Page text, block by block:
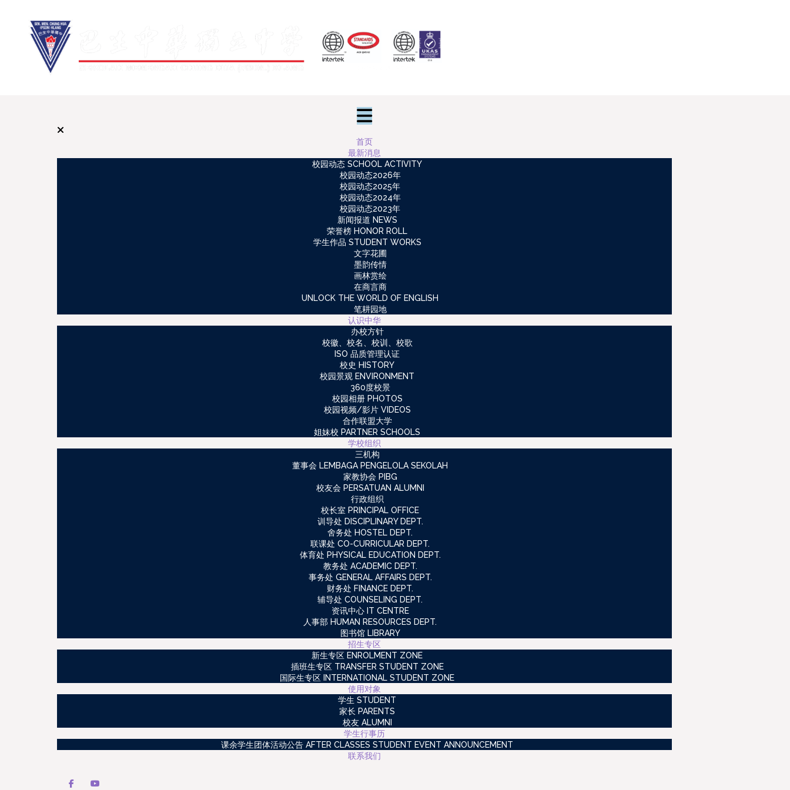
首页
最新消息
校园动态 SCHOOL ACTIVITY
校园动态2026年
校园动态2025年
校园动态2024年
校园动态2023年
新闻报道 NEWS
荣誉榜 HONOR ROLL
学生作品 STUDENT WORKS
文字花圃
墨韵传情
画林赏绘
在商言商
UNLOCK THE WORLD OF ENGLISH
笔耕园地
认识中华
办校方针
校徽、校名、校训、校歌
ISO 品质管理认证
校史 HISTORY
校园景观 ENVIRONMENT
360度校景
校园相册 PHOTOS
校园视频/影片 VIDEOS
合作联盟大学
姐妹校 PARTNER SCHOOLS
学校组织
三机构
董事会 LEMBAGA PENGELOLA SEKOLAH
家教协会 PIBG
校友会 PERSATUAN ALUMNI
行政组织
校长室 PRINCIPAL OFFICE
训导处 DISCIPLINARY DEPT.
舍务处 HOSTEL DEPT.
联课处 CO-CURRICULAR DEPT.
体育处 PHYSICAL EDUCATION DEPT.
教务处 ACADEMIC DEPT.
事务处 GENERAL AFFAIRS DEPT.
财务处 FINANCE DEPT.
辅导处 COUNSELING DEPT.
资讯中心 IT CENTRE
人事部 HUMAN RESOURCES DEPT.
图书馆 LIBRARY
招生专区
新生专区 ENROLMENT ZONE
插班生专区 TRANSFER STUDENT ZONE
国际生专区 INTERNATIONAL STUDENT ZONE
使用对象
学生 STUDENT
家长 PARENTS
校友 ALUMNI
学生行事历
课余学生团体活动公告 AFTER CLASSES STUDENT EVENT ANNOUNCEMENT
联系我们